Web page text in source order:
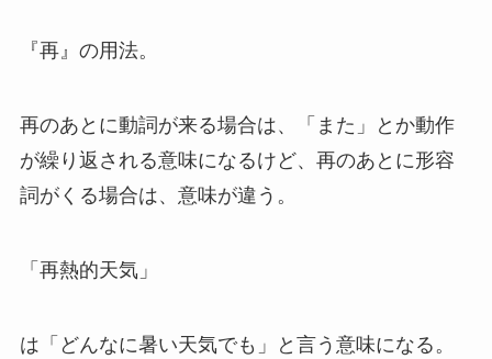
『再』の用法。
再のあとに動詞が来る場合は、「また」とか動作
が繰り返される意味になるけど、再のあとに形容
詞がくる場合は、意味が違う。
「再熱的天気」
は「どんなに暑い天気でも」と言う意味になる。